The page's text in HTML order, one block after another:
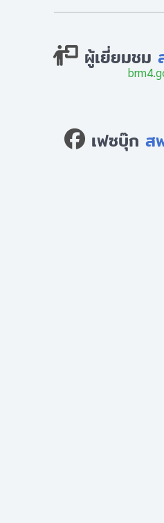
ผู้เยี่ยมชม
เฟซบุ๊ก ส